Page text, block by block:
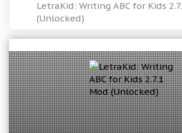
LetraKid: Writing ABC for Kids
(Unlocked)